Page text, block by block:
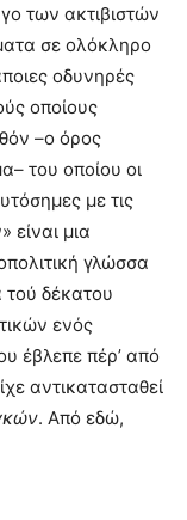
των ακτιβιστών
σε ολόκληρο
οδυνηρές
οποίους
–ο όρος
του οποίου οι
με τις
είναι μια
γλώσσα
τού δέκατου
ενός
έβλεπε πέρ’ από
αντικατασταθεί
. Από εδώ,